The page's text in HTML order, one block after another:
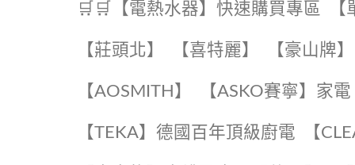
🛒🛒【電熱水器】快速購買專區
【莊頭北】 【喜特麗】 【豪山牌】
【AOSMITH】 【ASKO賽寧】家電
️【TEKA】️德國百年頂級廚電 【